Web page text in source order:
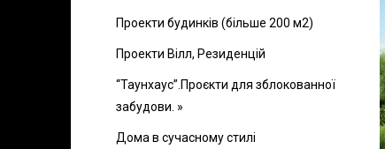
Проекти будинків (більше 200 м2)
Проекти Вілл, Резиденцій
“Таунхаус”.Проєкти для зблокованної
забудови. »
Дома в сучасному стилі